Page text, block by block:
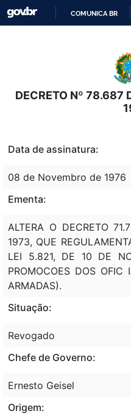
COMUNICA BR
DECRETO Nº 78.687
Data de assinatura:
08 de Novembro de 1976
Ementa:
ALTERA O DECRETO
1973, QUE
LEI 5.821, DE 10 DE
PROMOCOES DOS
ARMADAS).
Situação:
Revogado
Chefe de Governo:
Ernesto Geisel
Origem: